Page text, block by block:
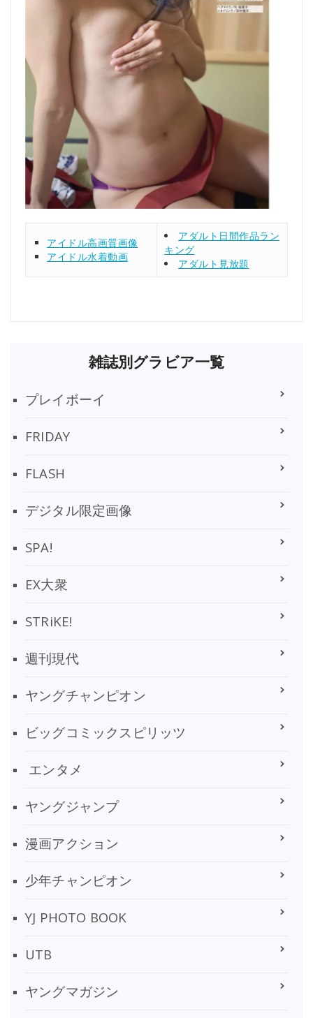
アイドル高画質画像
アイドル水着動画
アダルト日間作品ラン
キング
アダルト見放題
雑誌別グラビア一覧
プレイボーイ
FRIDAY
FLASH
デジタル限定画像
SPA!
EX大衆
STRiKE!
週刊現代
ヤングチャンピオン
ビッグコミックスピリッツ
エンタメ
ヤングジャンプ
漫画アクション
少年チャンピオン
YJ PHOTO BOOK
UTB
ヤングマガジン